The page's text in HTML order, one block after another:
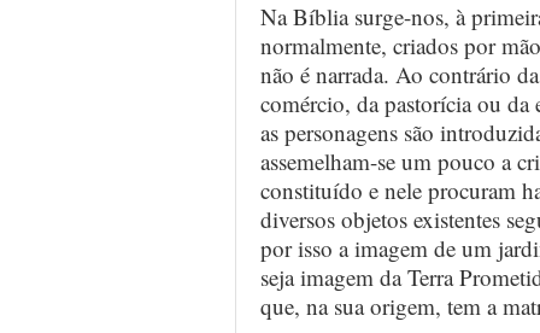
Na Bíblia surge-nos, à
normalmente, criados por
não é narrada. Ao contrário
comércio, da pastorícia ou
as personagens são
assemelham-se um pouco a
constituído e nele procuram
diversos objetos existentes
por isso a imagem de um
seja imagem da Terra
que, na sua origem, tem a